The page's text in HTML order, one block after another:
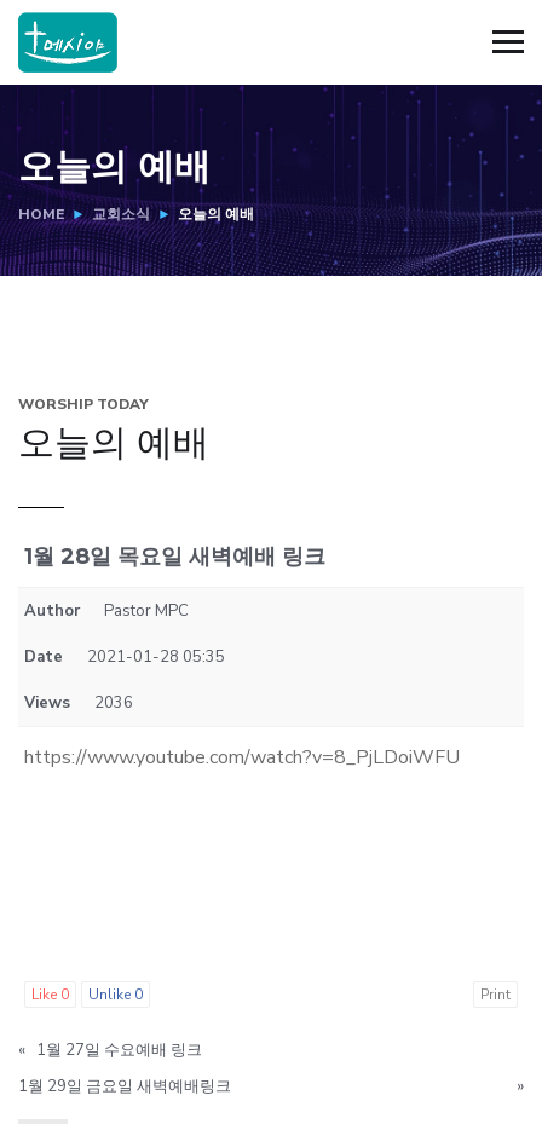
오늘의 예배
HOME 교회소식 오늘의 예배
WORSHIP TODAY
오늘의 예배
1월 28일 목요일 새벽예배 링크
Author Pastor MPC
Date 2021-01-28 05:35
Views 2036
https://www.youtube.com/watch?v=8_PjLDoiWFU
Like 0 Unlike 0 Print
« 1월 27일 수요예배 링크
1월 29일 금요일 새벽예배링크
»